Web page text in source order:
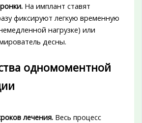
На имплант ставят
фиксируют легкую временную
нагрузке) или
десны.
одномоментной
лечения.Весь процесс